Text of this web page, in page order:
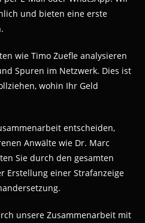
und bieten eine erste
wie Timo Zuefle analysieren
Spuren im Netzwerk. Dies ist
wohin Ihr Geld
entscheiden,
Anwälte wie Dr. Marc
Sie durch den gesamten
Erstellung einer Strafanzeige
unsere Zusammenarbeit mit